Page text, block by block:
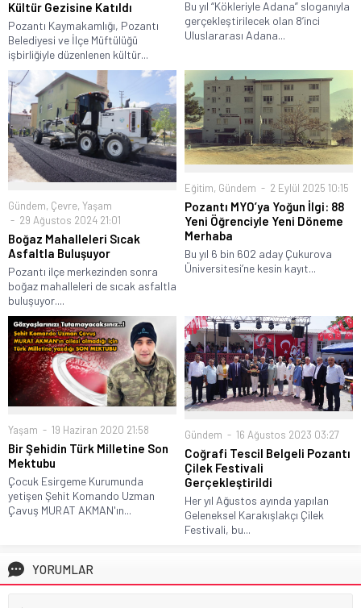
Kültür Gezisine Katıldı
Pozantı Kaymakamlığı, Pozantı
Belediyesi ve İlçe Müftülüğü
işbirliğiyle düzenlenen kültür...
Bu yıl “Kökleriyle Adana” sloganıyla
gerçekleştirilecek olan 8’inci
Uluslararası Adana...
Gündem, Çevre, Yaşam
29 Ağustos 2024 21:01
Boğaz Mahalleleri Sıcak
Asfaltla Buluşuyor
Pozantı ilçe merkezinden sonra
boğaz mahalleleri de sıcak asfaltla
buluşuyor....
Eğitim, Gündem 2 Eylül 2025 10:15
Pozantı MYO’ya Yoğun İlgi: 88
Yeni Öğrenciyle Yeni Döneme
Merhaba
Bu yıl 6 bin 602 aday Çukurova
Üniversitesi’ne kesin kayıt...
Yaşam 19 Haziran 2020 21:58
Bir Şehidin Türk Milletine Son
Mektubu
Çocuk Esirgeme Kurumunda
yetişen Şehit Komando Uzman
Çavuş MURAT AKMAN'ın...
Gündem 16 Ağustos 2023 03:27
Coğrafi Tescil Belgeli Pozantı
Çilek Festivali
Gerçekleştirildi
Her yıl Ağustos ayında yapılan
Geleneksel Karakışlakçı Çilek
Festivali, bu...
YORUMLAR